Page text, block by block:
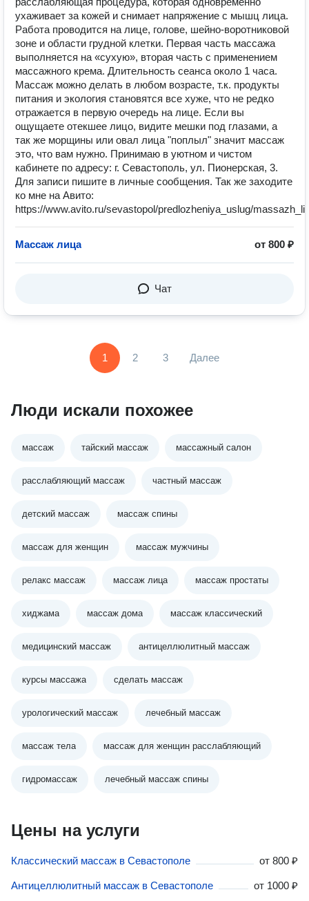
ухаживает за кожей и снимает напряжение с мышц лица.
Paбoтa пpовoдится нa лице, голове, шейнo-воpотниковой
зoнe и области грудной клетки. Первая часть массажа
выполняется на «сухую», вторая часть с применением
массажного крема. Длительность сеанса около 1 часа.
Массаж можно делать в любом возрасте, т.к. продукты
питания и экология становятся все хуже, что не редко
отражается в первую очередь на лице. Если вы
ощущаете отекшее лицо, видите мешки под глазами, а
так же морщины или овал лица "поплыл" значит массаж
это, что вам нужно. Принимаю в уютном и чистом
кабинете по адресу: г. Севастополь, ул. Пионерская, 3.
Для записи пишите в личные сообщения. Так же заходите
ко мне на Авито:
https://www.avito.ru/sevastopol/predlozheniya_uslug/
Массаж лица от 800 ₽
Чат
1 2 3 Далее
Люди искали похожее
массаж тайский массаж массажный салон
расслабляющий массаж частный массаж
детский массаж массаж спины
массаж для женщин массаж мужчины
релакс массаж массаж лица массаж простаты
хиджама массаж дома массаж классический
медицинский массаж антицеллюлитный массаж
курсы массажа сделать массаж
урологический массаж лечебный массаж
массаж тела массаж для женщин расслабляющий
гидромассаж лечебный массаж спины
Цены на услуги
Классический массаж в Севастополе от 800 ₽
Антицеллюлитный массаж в Севастополе от 1000 ₽